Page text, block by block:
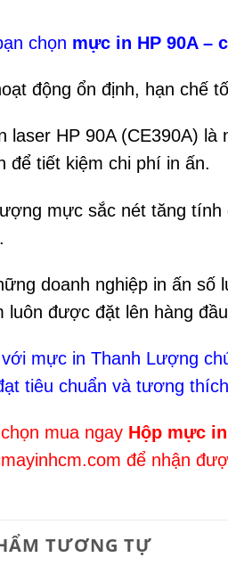
chọn mực in HP 90A –
động ổn định, hạn chế
laser HP 90A (CE390A)
để tiết kiệm chi phí in ấn.
mực sắc nét tăng
doanh nghiệp in ấn số
luôn được đặt lên hàng
mực in Thanh Lượng
tiêu chuẩn và tương
mua ngay Hộp mực
để nhận
TƯƠNG TỰ